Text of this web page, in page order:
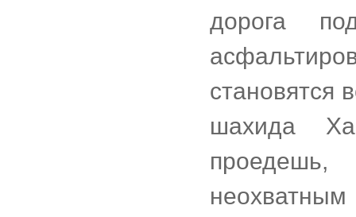
дорога
становятся
шахида